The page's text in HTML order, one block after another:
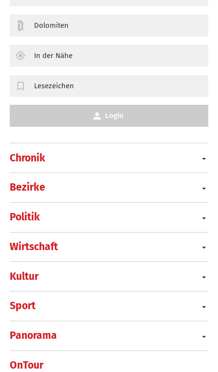
Chronik
Bezirke
Politik
Wirtschaft
Kultur
Sport
Panorama
OnTour
Dolomiten
In der Nähe
Lesezeichen
Login